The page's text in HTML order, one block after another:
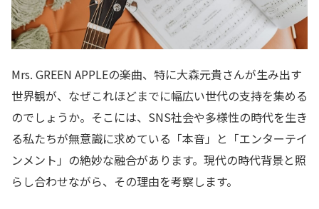
Mrs. GREEN APPLEの楽曲、特に大森元貴さんが生み出す
世界観が、なぜこれほどまでに幅広い世代の支持を集める
のでしょうか。そこには、SNS社会や多様性の時代を生き
る私たちが無意識に求めている「本音」と「エンターテイ
ンメント」の絶妙な融合があります。現代の時代背景と照
らし合わせながら、その理由を考察します。